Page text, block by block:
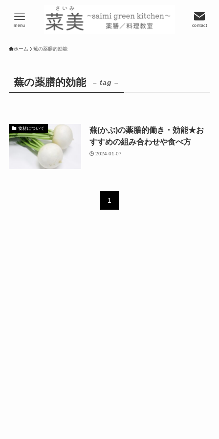
contact
menu
ホーム 蕪の薬膳的効能
蕪の薬膳的効能 – tag –
食材について
蕪(かぶ)の薬膳的働き・効能★お
すすめの組み合わせや食べ方
2024-01-07
1